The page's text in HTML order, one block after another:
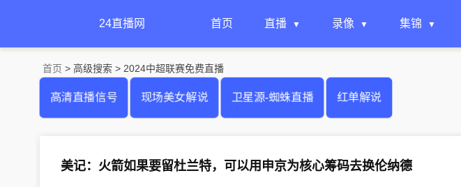
24直播网 首页 直播 录像 集锦
首页 > 高级搜索 > 2024中超联赛免费直播
高清直播信号 现场美女解说 卫星源-蜘蛛直播 红单解说
美记：火箭如果要留杜兰特，可以用申京为核心筹码去换伦纳德